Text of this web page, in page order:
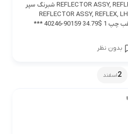
81910 REFLECTOR ASSY, REFLEX, RH 81910-48012 شبرنگ سپر
عقب راست 1 $34.79 81920 REFLECTOR ASSY, REFLEX, LH
81920-48012 شبرنگ سپر عقب چپ 1 $34.79 90159-40246 ***
بدون نظر
2اسفند